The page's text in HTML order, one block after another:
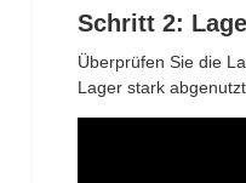
Schritt 2:
Überprüfen Sie die
Lager stark